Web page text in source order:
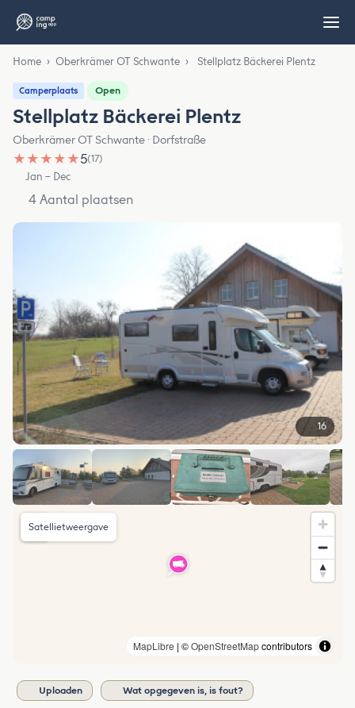
Home › Oberkrämer OT Schwante › Stellplatz Bäckerei Plentz
Camperplaats Open
Stellplatz Bäckerei Plentz
Oberkrämer OT Schwante · Dorfstraße
★ ★ ★ ★ ★5(17)
Jan – Dec
4 Aantal plaatsen
16
MapLibre | ©OpenStreetMapcontributors
Satellietweergave
Uploaden Wat opgegeven is, is fout?